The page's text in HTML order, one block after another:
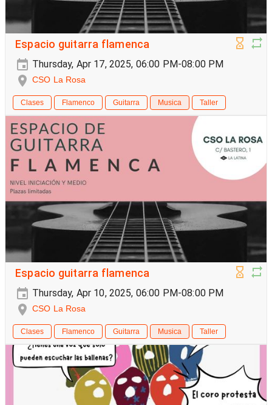
Espacio guitarra flamenca
Thursday, Apr 17, 2025, 06:00 PM-08:00 PM
CSO La Rosa
Clases Flamenco Guitarra Musica Taller
Espacio guitarra flamenca
Thursday, Apr 10, 2025, 06:00 PM-08:00 PM
CSO La Rosa
Clases Flamenco Guitarra Musica Taller